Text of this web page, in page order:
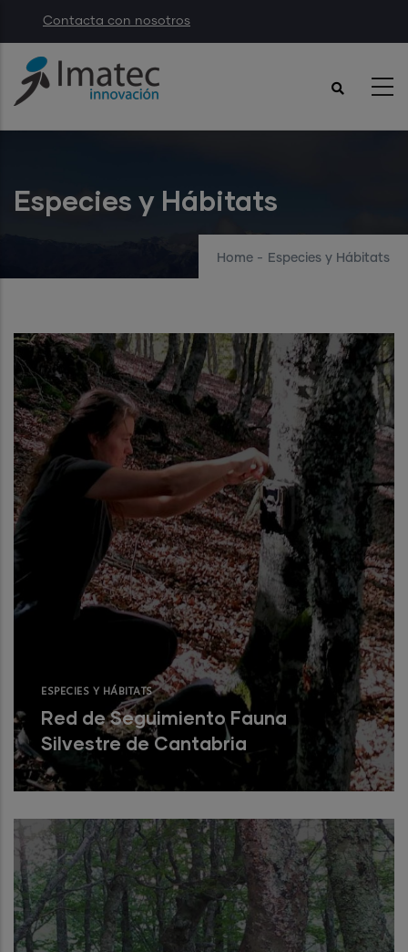
to
main
content
Contacta con nosotros
Especies y Hábitats
Home - Especies y Hábitats
ESPECIES Y HÁBITATS
Red de Seguimiento Fauna
Silvestre de Cantabria
La Cordillera Cantábrica, por sus agrestes
paisajes y abrupto relieve, dificulta los
seguimientos de fauna salvaje.
Read More